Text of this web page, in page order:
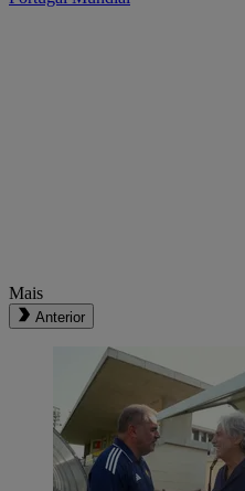
Mais
Anterior